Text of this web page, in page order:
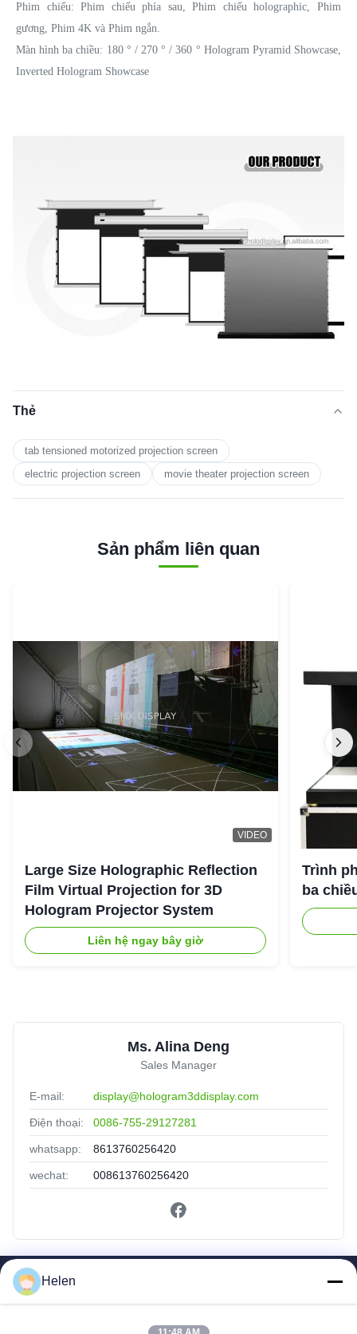
Phim chiếu: Phim chiếu phía sau, Phim chiếu holographic, Phim
gương, Phim 4K và Phim ngắn.
Màn hình ba chiều: 180 ° / 270 ° / 360 ° Hologram Pyramid Showcase,
Inverted Hologram Showcase
Thẻ
tab tensioned motorized projection screen
electric projection screen
movie theater projection screen
Sản phẩm liên quan
VIDEO
Large Size Holographic Reflection
Film Virtual Projection for 3D
Hologram Projector System
Liên hệ ngay bây giờ
Trình
ba
Ms. Alina Deng
Sales Manager
E-mail: display@hologram3ddisplay.com
Điện thoại: 0086-755-29127281
whatsapp: 8613760256420
wechat: 008613760256420
Helen